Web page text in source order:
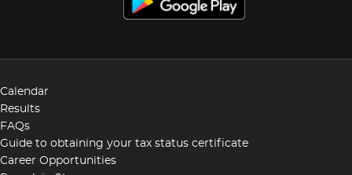
Calendar
Results
FAQs
Guide to obtaining your tax status certificate
Career Opportunities